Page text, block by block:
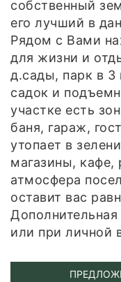
собственный
его лучший в
Рядом с Вами
для жизни и
д.сады, парк в 3
садок и
участке есть
баня, гараж,
утопает в
магазины, кафе,
атмосфера
оставит вас
или при личной